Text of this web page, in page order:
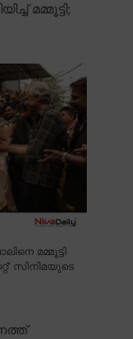
മമ്മൂട്ടി;
മമ്മൂട്ടി
സിനിമയുടെ